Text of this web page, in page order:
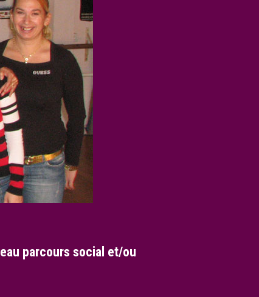
parcours social et/ou